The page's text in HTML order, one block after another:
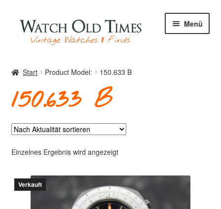
Zur
Navigation
springen
Zum
Inhalt
springen
Menü
Uhren
Archiv
Start Product Model: 150.633 B
150.633 B
Einzelnes Ergebnis wird angezeigt
Verkauft